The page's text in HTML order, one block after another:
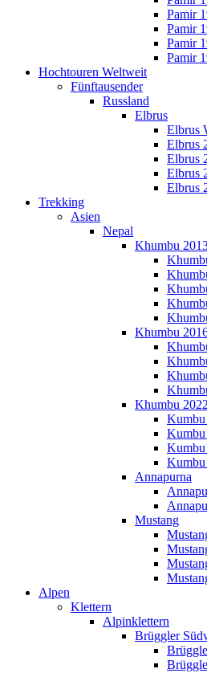
Pamir
Pamir
Pamir
Pamir
Hochtouren Weltweit
Fünftausender
Russland
Elbrus
Elbrus
Elbrus
Elbrus
Elbrus
Elbrus
Trekking
Asien
Nepal
Khumbu
Khumbu
Khumbu 2022
Kumbu
Kumbu
Kumbu
Kumbu
Annapurna
Mustang
Alpen
Klettern
Alpinklettern
Brüggler